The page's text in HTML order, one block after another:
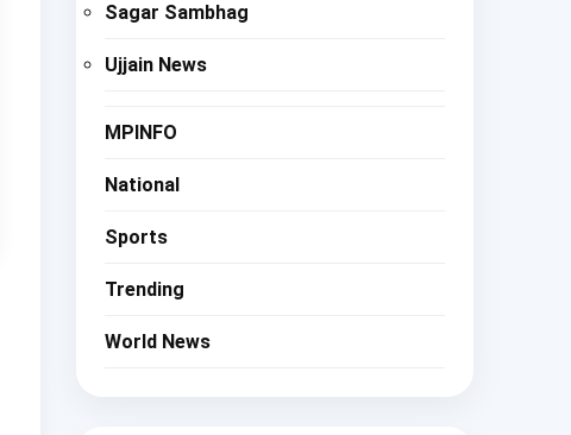
Sagar Sambhag
Ujjain News
MPINFO
National
Sports
Trending
World News